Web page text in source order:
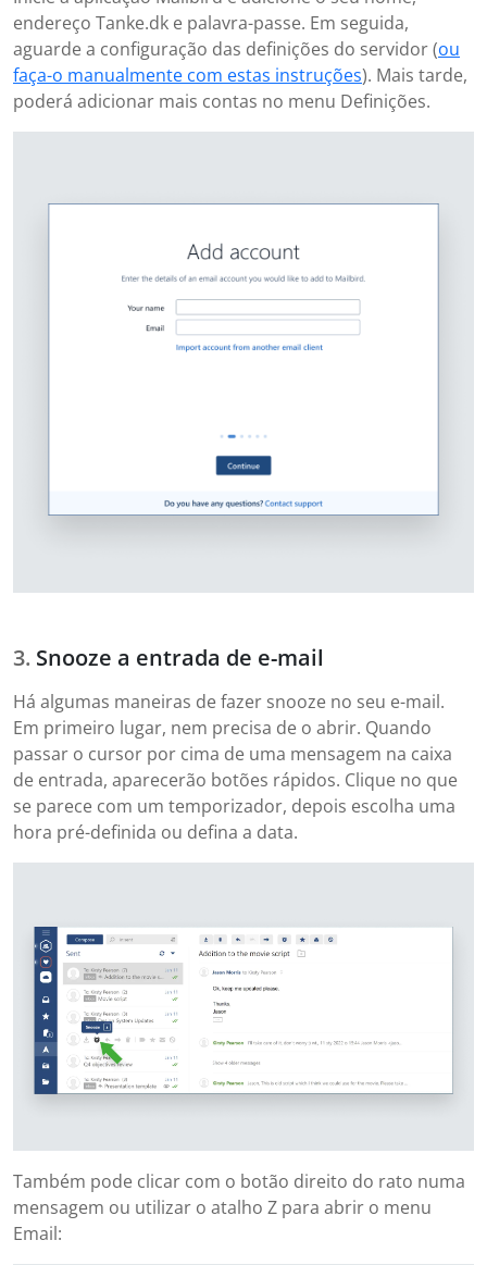
endereço Tanke.dk e palavra-passe. Em seguida,
aguarde a configuração das definições do servidor (ou
faça-o manualmente com estas instruções). Mais tarde,
poderá adicionar mais contas no menu Definições.
Snooze a entrada de e-mail
Há algumas maneiras de fazer snooze no seu e-mail.
Em primeiro lugar, nem precisa de o abrir. Quando
passar o cursor por cima de uma mensagem na caixa
de entrada, aparecerão botões rápidos. Clique no que
se parece com um temporizador, depois escolha uma
hora pré-definida ou defina a data.
Também pode clicar com o botão direito do rato numa
mensagem ou utilizar o atalho Z para abrir o menu
Email: